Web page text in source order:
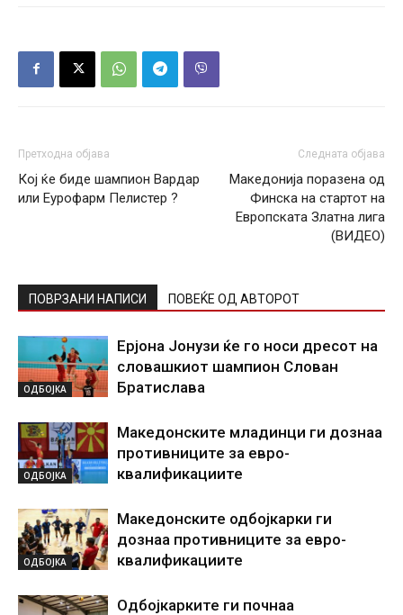
Претходна објава
Кој ќе биде шампион Вардар
или Еурофарм Пелистер ?
Следната објава
Македонија поразена од
Финска на стартот на
Европската Златна лига
(ВИДЕО)
ПОВРЗАНИ НАПИСИ ПОВЕЌЕ ОД АВТОРОТ
ОДБОЈКА
Ерјона Јонузи ќе го носи дресот на
словашкиот шампион Слован
Братислава
ОДБОЈКА
Македонските младинци ги дознаа
противниците за евро-
квалификациите
ОДБОЈКА
Македонските одбојкарки ги
дознаа противниците за евро-
квалификациите
Одбојкарките ги почнаа